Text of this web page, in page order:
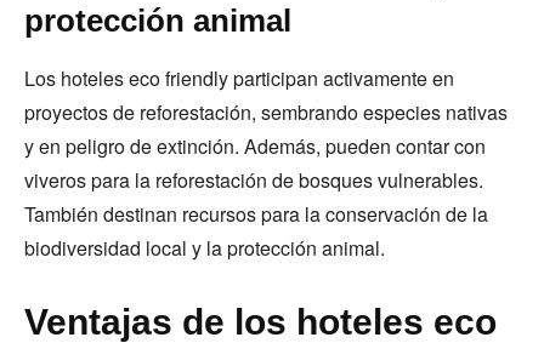
protección animal
Los hoteles eco friendly participan activamente en
proyectos de reforestación, sembrando especies nativas
y en peligro de extinción. Además, pueden contar con
viveros para la reforestación de bosques vulnerables.
También destinan recursos para la conservación de la
biodiversidad local y la protección animal.
Ventajas de los hoteles eco